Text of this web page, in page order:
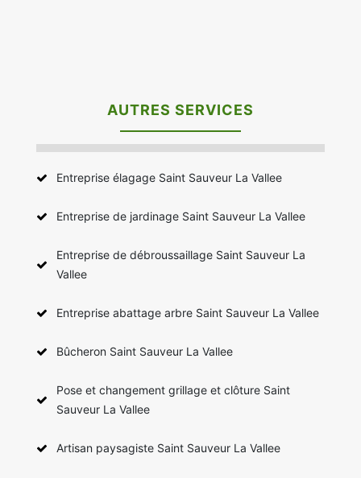
AUTRES SERVICES
Entreprise élagage Saint Sauveur La Vallee
Entreprise de jardinage Saint Sauveur La Vallee
Entreprise de débroussaillage Saint Sauveur La
Vallee
Entreprise abattage arbre Saint Sauveur La Vallee
Bûcheron Saint Sauveur La Vallee
Pose et changement grillage et clôture Saint
Sauveur La Vallee
Artisan paysagiste Saint Sauveur La Vallee